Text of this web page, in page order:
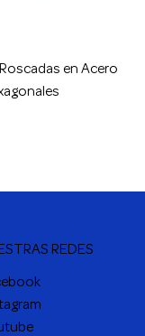
rápida
en Acero
REDES